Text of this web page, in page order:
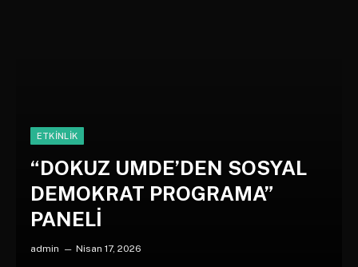
ETKINLIK
“DOKUZ UMDE’DEN SOSYAL
DEMOKRAT PROGRAMA”
PANELİ
admin Nisan 17, 2026